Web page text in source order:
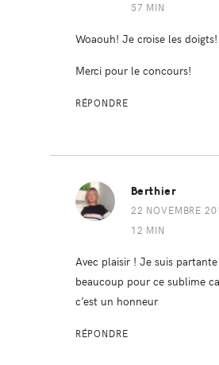
57 MIN
Woaouh! Je croise les doigts!
Merci pour le concours!
RÉPONDRE
Berthier
22 NOVEMBRE
12 MIN
Avec plaisir ! Je suis
beaucoup pour ce sublime
c’est un honneur
RÉPONDRE